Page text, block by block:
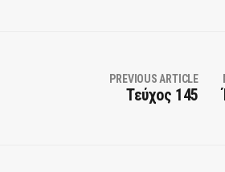
PREVIOUS ARTICLE
Τεύχος 145